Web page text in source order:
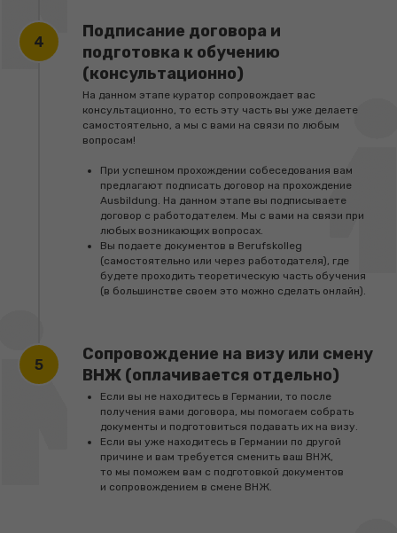
Подписание договора и
подготовка к обучению
(консультационно)
На данном этапе куратор сопровождает вас
консультационно, то есть эту часть вы уже делаете
самостоятельно, а мы с вами на связи по любым
вопросам!
При успешном прохождении собеседования вам
предлагают подписать договор на прохождение
Ausbildung. На данном этапе вы подписываете
договор с работодателем. Мы с вами на связи при
любых возникающих вопросах.
Вы подаете документов в Berufskolleg
(самостоятельно или через работодателя), где
будете проходить теоретическую часть обучения
(в большинстве своем это можно сделать онлайн).
Сопровождение на визу или смену
ВНЖ (оплачивается отдельно)
Если вы не находитесь в Германии, то после
получения вами договора, мы помогаем собрать
документы и подготовиться подавать их на визу.
Если вы уже находитесь в Германии по другой
причине и вам требуется сменить ваш ВНЖ,
то мы поможем вам с подготовкой документов
и сопровождением в смене ВНЖ.
Заказать
Комфорт
(Подача до 40 программ)
*подойдет для тех, кто хотел бы подаваться
на несколько направлений, на которых
открыто много вакансий, средний конкурс
на направление
ознакомитьсяздесь.
Доступ к материалам, как подготовиться
к собеседованию в Германии на дуальные
Поддержка в чате с ПН по СБ в течение всего
времени совместной работы.
Доступ к системе для отслеживания